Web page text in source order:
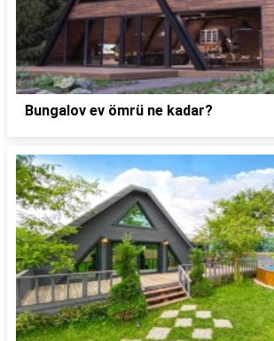
Bungalov ev ömrü ne kadar?